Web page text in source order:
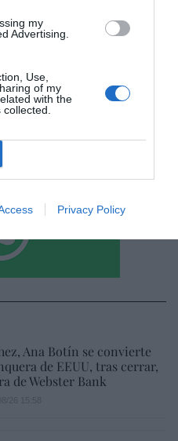
my
Advertising.
Use,
of my
with the
Privacy Policy
legales
Ana Botín se convierte
de EEUU, tras cerrar,
de Webster Bank